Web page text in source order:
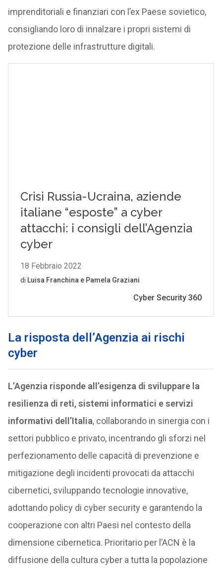
imprenditoriali e finanziari con l’ex Paese sovietico,
consigliando loro di innalzare i propri sistemi di
protezione delle infrastrutture digitali.
La risposta dell’Agenzia ai rischi
cyber
L’Agenzia risponde all’esigenza di sviluppare la
resilienza di reti, sistemi informatici e servizi
informativi dell’Italia, collaborando in sinergia con i
settori pubblico e privato, incentrando gli sforzi nel
perfezionamento delle capacità di prevenzione e
mitigazione degli incidenti provocati da attacchi
cibernetici, sviluppando tecnologie innovative,
adottando policy di cyber security e garantendo la
cooperazione con altri Paesi nel contesto della
dimensione cibernetica. Prioritario per l’ACN è la
diffusione della cultura cyber a tutta la popolazione